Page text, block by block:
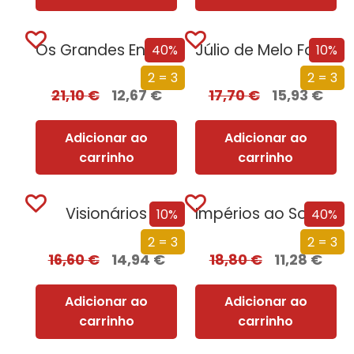
40%
2 = 3
Os Grandes Enigmas da Primeira Guerra Mundial
21,10€ 12,67€
Adicionar ao
carrinho
10%
2 = 3
Júlio de Melo Fogaça
17,70€ 15,93€
Adicionar ao
carrinho
10%
2 = 3
Visionários
16,60€ 14,94€
Adicionar ao
carrinho
40%
2 = 3
Impérios ao Sol – A Luta pelo Domínio de África
18,80€ 11,28€
Adicionar ao
carrinho